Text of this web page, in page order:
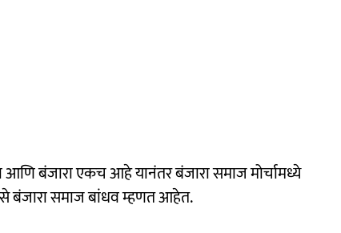
आणि बंजारा एकच आहे यानंतर बंजारा समाज मोर्चामध्ये
बंजारा समाज बांधव म्हणत आहेत.